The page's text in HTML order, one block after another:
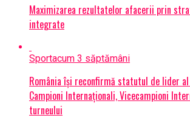
Maximizarea rezultatelor afacerii prin
integrate
Sportacum 3 săptămâni
România își reconfirmă statutul de lider
Campioni Internaționali, Vicecampioni
turneului